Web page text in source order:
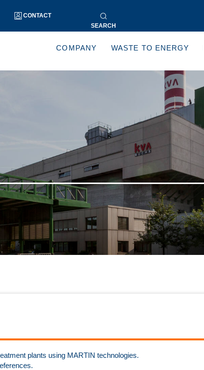
CONTACT
SEARCH
COMPANY WASTE TO ENERGY
plants using MARTIN technologies.